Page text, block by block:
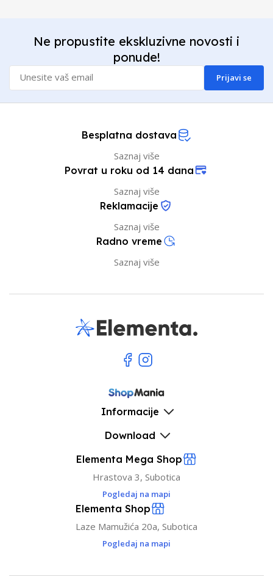
Ne propustite ekskluzivne novosti i
ponude!
Prijavi se
Besplatna dostava
Saznaj više
Povrat u roku od 14 dana
Saznaj više
Reklamacije
Saznaj više
Radno vreme
Saznaj više
Informacije
Download
Elementa Mega Shop
Hrastova 3, Subotica
Pogledaj na mapi
Elementa Shop
Laze Mamužića 20a, Subotica
Pogledaj na mapi